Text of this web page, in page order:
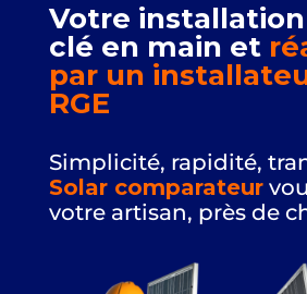
Votre
clé en main et
par un
RGE
Simplicité, rapidité,
Solar comparateur
votre artisan, près de